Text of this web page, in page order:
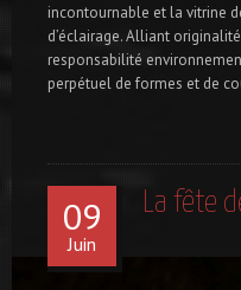
incontournable et la vitrine
d’éclairage. Alliant
responsabilité
perpétuel de formes et de
09
Juin
La fête